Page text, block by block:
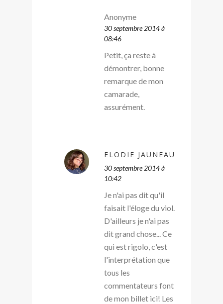
Anonyme
30 septembre 2014 à
08:46
Petit, ça reste à
démontrer, bonne
remarque de mon
camarade,
assurément.
ELODIE JAUNEAU
30 septembre 2014 à
10:42
Je n'ai pas dit qu'il
faisait l'éloge du viol.
D'ailleurs je n'ai pas
dit grand chose... Ce
qui est rigolo, c'est
l'interprétation que
tous les
commentateurs font
de mon billet ici! Les